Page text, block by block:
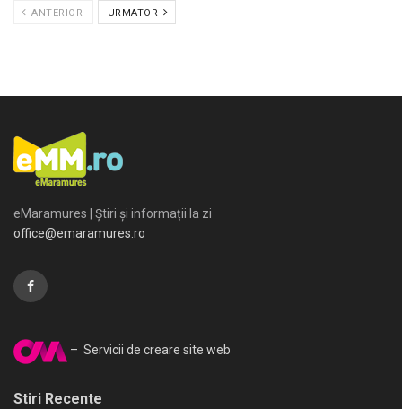
ANTERIOR URMATOR
eMaramures | Știri și informații la zi
office@emaramures.ro
– Servicii de creare site web
Stiri Recente